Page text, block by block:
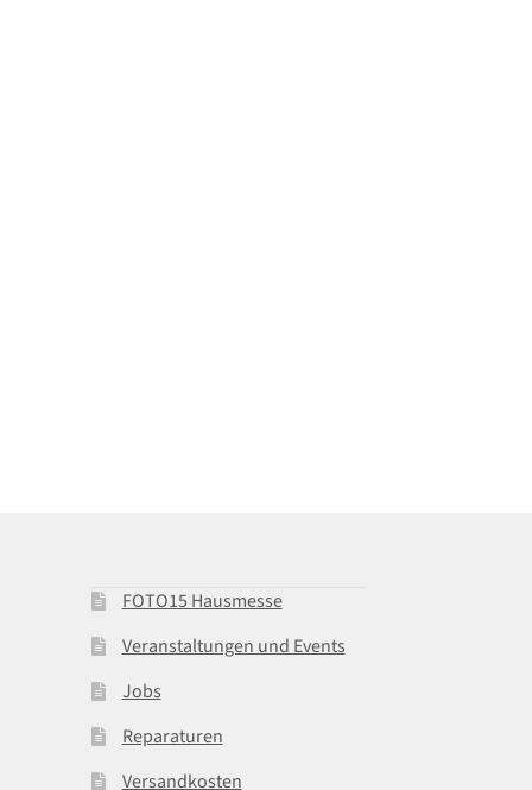
FOTO15 Hausmesse
Veranstaltungen und Events
Jobs
Reparaturen
Versandkosten